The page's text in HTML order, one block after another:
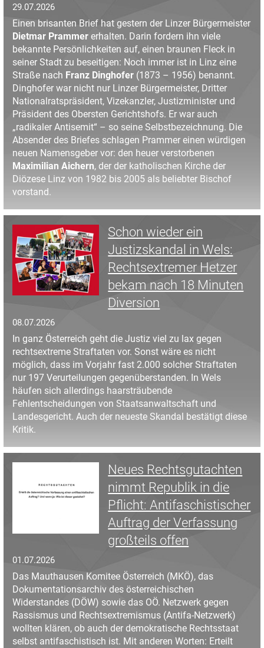
29.07.2026
Einen brisanten Brief hat gestern der Linzer Bürgermeister
Dietmar Prammererhalten. Darin fordern ihn viele
bekannte Persönlichkeiten auf, einen braunen Fleck in
seiner Stadt zu beseitigen: Noch immer ist in Linz eine
Straße nach Franz Dinghofer(1873 – 1956) benannt.
Dinghofer war nicht nur Linzer Bürgermeister, Dritter
Nationalratspräsident, Vizekanzler, Justizminister und
Präsident des Obersten Gerichtshofs. Er war auch
„radikaler Antisemit“ – so seine Selbstbezeichnung. Die
Absender des Briefes schlagen Prammer einen würdigen
neuen Namensgeber vor: den heuer verstorbenen
Maximilian Aichern, der der katholischen Kirche der
Diözese Linz von 1982 bis 2005 als beliebter Bischof
vorstand.
Schon wieder ein
Justizskandal in Wels:
Rechtsextremer Hetzer
bekam nach 18 Minuten
Diversion
08.07.2026
In ganz Österreich geht die Justiz viel zu lax gegen
rechtsextreme Straftaten vor. Sonst wäre es nicht
möglich, dass im Vorjahr fast 2.000 solcher Straftaten
nur 197 Verurteilungen gegenüberstanden. In Wels
häufen sich allerdings haarsträubende
Fehlentscheidungen von Staatsanwaltschaft und
Landesgericht. Auch der neueste Skandal bestätigt diese
Kritik.
Neues Rechtsgutachten
nimmt Republik in die
Pflicht: Antifaschistischer
Auftrag der Verfassung
großteils offen
01.07.2026
Das Mauthausen Komitee Österreich (MKÖ), das
Dokumentationsarchiv des österreichischen
Widerstandes (DÖW) sowie das OÖ. Netzwerk gegen
Rassismus und Rechtsextremismus (Antifa-Netzwerk)
wollten klären, ob auch der demokratische Rechtsstaat
selbst antifaschistisch ist. Mit anderen Worten: Erteilt